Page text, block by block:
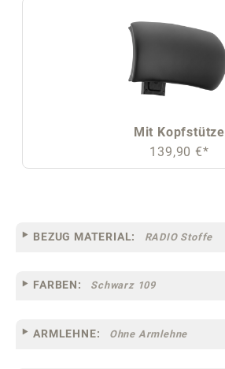
Mit Kopfstütze
139,90 €*
BEZUG MATERIAL: RADIO Stoffe
FARBEN: Schwarz 109
ARMLEHNE: Ohne Armlehne